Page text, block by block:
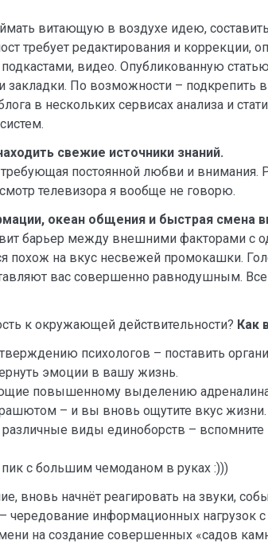
витающую в воздухе идею,
требует редактирования и коррекции,
видео. Опубликованную
закладки. По возможности – подкрепить
в нескольких сервисах анализа и
свежие источники знаний.
постоянной любви и
телевизора я вообще не говорю.
океан общения и быстрая смена
барьер между внешними факторами с
похож на вкус несвежей промокашки.
вас совершенно равнодушным.
к окружающей действительности? Как
психологов – поставить
эмоции в вашу жизнь.
повышенному выделению
– и вы вновь ощутите вкус жизни.
виды единоборств –
с большим чемоданом в руках :)))
вновь начнёт реагировать на звуки,
информационных нагрузок с
на создание совершенных «садов